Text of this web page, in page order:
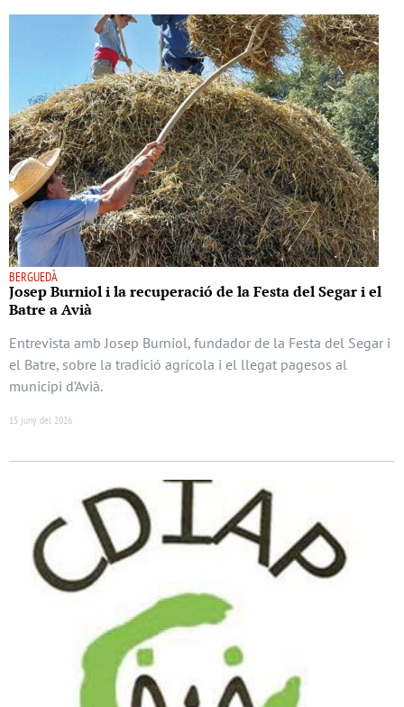
BERGUEDÀ
Josep Burniol i la recuperació de la Festa del Segar i el
Batre a Avià
Entrevista amb Josep Burniol, fundador de la Festa del Segar i
el Batre, sobre la tradició agrícola i el llegat pagesos al
municipi d’Avià.
15 juny del 2026